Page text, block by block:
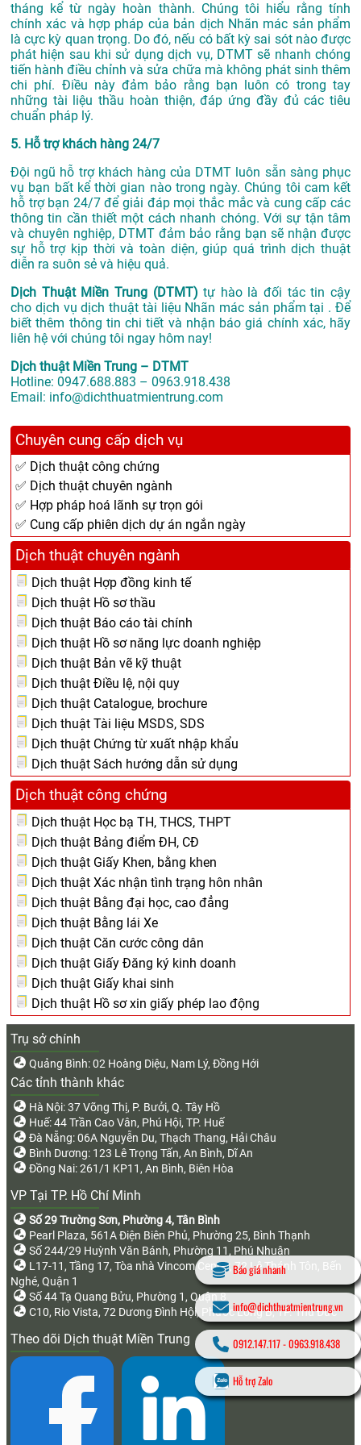
tháng kể từ ngày hoàn thành. Chúng tôi hiểu rằng tính
chính xác và hợp pháp của bản dịch Nhãn mác sản phẩm
là cực kỳ quan trọng. Do đó, nếu có bất kỳ sai sót nào được
phát hiện sau khi sử dụng dịch vụ, DTMT sẽ nhanh chóng
tiến hành điều chỉnh và sửa chữa mà không phát sinh thêm
chi phí. Điều này đảm bảo rằng bạn luôn có trong tay
những tài liệu thầu hoàn thiện, đáp ứng đầy đủ các tiêu
chuẩn pháp lý.
5. Hỗ trợ khách hàng 24/7
Đội ngũ hỗ trợ khách hàng của DTMT luôn sẵn sàng phục
vụ bạn bất kể thời gian nào trong ngày. Chúng tôi cam kết
hỗ trợ bạn 24/7 để giải đáp mọi thắc mắc và cung cấp các
thông tin cần thiết một cách nhanh chóng. Với sự tận tâm
và chuyên nghiệp, DTMT đảm bảo rằng bạn sẽ nhận được
sự hỗ trợ kịp thời và toàn diện, giúp quá trình dịch thuật
diễn ra suôn sẻ và hiệu quả.
Dịch Thuật Miền Trung (DTMT) tự hào là đối tác tin cậy
cho dịch vụ dịch thuật tài liệu Nhãn mác sản phẩm tại . Để
biết thêm thông tin chi tiết và nhận báo giá chính xác, hãy
liên hệ với chúng tôi ngay hôm nay!
Dịch thuật Miền Trung – DTMT
Hotline: 0947.688.883 – 0963.918.438
Email: info@dichthuatmientrung.com
Chuyên cung cấp dịch vụ
✅ Dịch thuật công chứng
✅ Dịch thuật chuyên ngành
✅ Hợp pháp hoá lãnh sự trọn gói
✅ Cung cấp phiên dịch dự án ngắn ngày
Dịch thuật chuyên ngành
Dịch thuật Hợp đồng kinh tế
Dịch thuật Hồ sơ thầu
Dịch thuật Báo cáo tài chính
Dịch thuật Hồ sơ năng lực doanh nghiệp
Dịch thuật Bản vẽ kỹ thuật
Dịch thuật Điều lệ, nội quy
Dịch thuật Catalogue, brochure
Dịch thuật Tài liệu MSDS, SDS
Dịch thuật Chứng từ xuất nhập khẩu
Dịch thuật Sách hướng dẫn sử dụng
Dịch thuật công chứng
Dịch thuật Học bạ TH, THCS, THPT
Dịch thuật Bảng điểm ĐH, CĐ
Dịch thuật Giấy Khen, bằng khen
Dịch thuật Xác nhận tình trạng hôn nhân
Dịch thuật Bằng đại học, cao đẳng
Dịch thuật Bằng lái Xe
Dịch thuật Căn cước công dân
Dịch thuật Giấy Đăng ký kinh doanh
Dịch thuật Giấy khai sinh
Dịch thuật Hồ sơ xin giấy phép lao động
Trụ sở chính
Quảng Bình: 02 Hoàng Diệu, Nam Lý, Đồng Hới
Các tỉnh thành khác
Hà Nội: 37 Võng Thị, P. Bưởi, Q. Tây Hồ
Huế: 44 Trần Cao Vân, Phú Hội, TP. Huế
Đà Nẵng: 06A Nguyễn Du, Thạch Thang, Hải Châu
Bình Dương: 123 Lê Trọng Tấn, An Bình, Dĩ An
Đồng Nai: 261/1 KP11, An Bình, Biên Hòa
VP Tại TP. Hồ Chí Minh
Số 29 Trường Sơn, Phường 4, Tân Bình
Pearl Plaza, 561A Điện Biên Phủ, Phường 25, Bình Thạnh
Số 244/29 Huỳnh Văn Bánh, Phường 11, Phú Nhuận
L17-11, Tầng 17, Tòa nhà Vincom Center, 72 Lê Thánh Tôn, Bến
Nghé, Quận 1
Số 44 Tạ Quang Bửu, Phường 1, Quận 8
C10, Rio Vista, 72 Dương Đình Hội, Phước Long B, TP. Thủ Đức
Theo dõi Dịch thuật Miền Trung
Báo giá nhanh
info@dichthuatmientrung.vn
0912.147.117-0963.918.438
Hỗ trợ Zalo